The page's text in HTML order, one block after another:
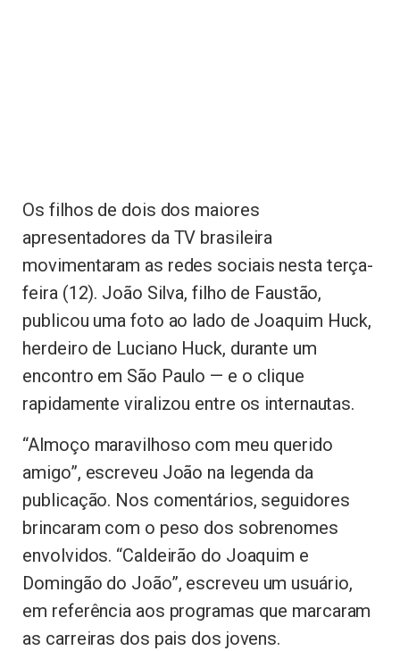
Os filhos de dois dos maiores
apresentadores da TV brasileira
movimentaram as redes sociais nesta terça-
feira (12). João Silva, filho de Faustão,
publicou uma foto ao lado de Joaquim Huck,
herdeiro de Luciano Huck, durante um
encontro em São Paulo — e o clique
rapidamente viralizou entre os internautas.
“Almoço maravilhoso com meu querido
amigo”, escreveu João na legenda da
publicação. Nos comentários, seguidores
brincaram com o peso dos sobrenomes
envolvidos. “Caldeirão do Joaquim e
Domingão do João”, escreveu um usuário,
em referência aos programas que marcaram
as carreiras dos pais dos jovens.